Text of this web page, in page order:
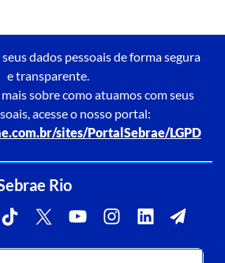
dados pessoais de forma segura
e transparente.
sobre como atuamos com seus
acesse o nosso portal:
sites/PortalSebrae/LGPD
Rio